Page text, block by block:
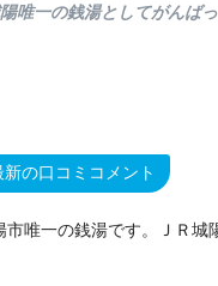
陽唯一の銭湯としてがんば
新の口コミコメント
市唯一の銭湯です。ＪＲ城